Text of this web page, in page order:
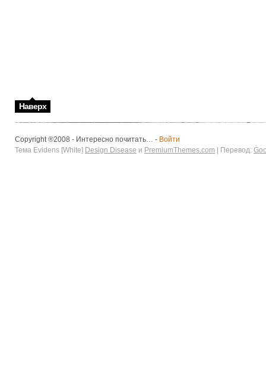
Наверх
Copyright ®2008 - Интересно почитать… - Войти
Тема Evidens [White] Design Disease и PremiumThemes.com | Перевод: